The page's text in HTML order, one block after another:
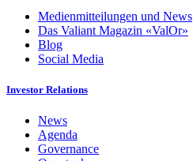
Medienmitteilungen und News
Das Valiant Magazin «ValOr»
Blog
Social Media
Investor Relations
News
Agenda
Governance